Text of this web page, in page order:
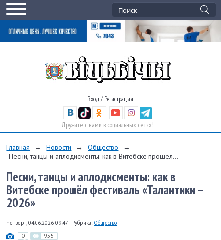
Вход / Регистрация
Дружите с нами в социальных сетях!
Главная → Новости → Общество
→
Песни, танцы и аплодисменты: как в Витебске прошёл...
Песни, танцы и аплодисменты: как в
Витебске прошёл фестиваль «Талантики –
2026»
Четверг, 04.06.2026 09:47 | Рубрика: Общество
0 955